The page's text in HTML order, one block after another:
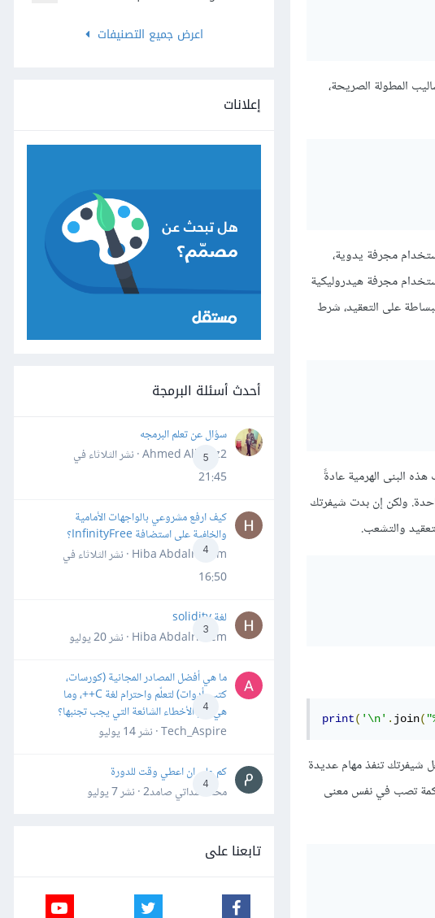
المطولة الصريحة،
مجرفة يدوية،
تعقيدية استخدام مجرفة هيدروليكية
اجعل الأفضلية دومًا للبساطة على التعقيد، شرط
البنى الهرمية عادةً
ولكن إن بدت شيفرتك
والتشعب.
print( '\n' . join(
شيفرتك تنفذ مهام عديدة
تصب في نفس معنى
اعرض جميع التصنيفات
إعلانات
أحدث أسئلة البرمجة
5
سؤال عن تعلم البرمجه
Ahmed Alhafiz2 · نشر
الثلاثاء في
21:45
4
كيف ارفع مشروعي بالواجهات الأمامية
والخلفية على استضافة InfinityFree؟
Hiba Abdalrheem · نشر
الثلاثاء في
16:50
3
لغة solidity
Hiba Abdalrheem · نشر
20 يوليو
4
ما هي أفضل المصادر المجانية (كورسات،
كتب، أدوات) لتعلّم واحترام لغة C++، وما
هي أهم الأخطاء الشائعة التي يجب تجنبها؟
Tech_Aspire · نشر
14 يوليو
4
كم علي ان اعطي وقت للدورة
محمد سداتي صامد2 · نشر
7 يوليو
تابعنا على